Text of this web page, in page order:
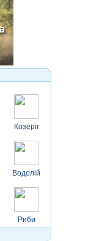
Козеріг
Водолій
Риби